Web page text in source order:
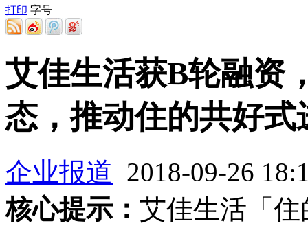
打印 字号
艾佳生活获B轮融资
态，推动住的共好式
企业报道 2018-09-26
核心提示： 艾佳生活「